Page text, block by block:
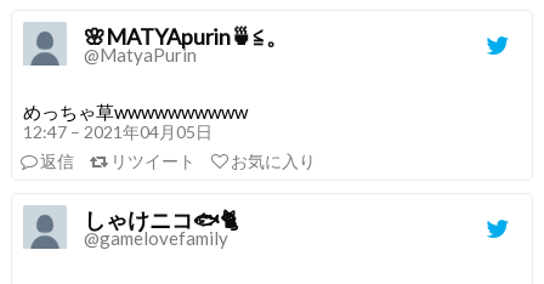
🌸MATYApurin🍵≦。
@MatyaPurin
めっちゃ草wwwwwwwwww
12:47 – 2021年04月05日
返信
リツイート お気に入り
しゃけニコ🐟🐈
@gamelovefamily